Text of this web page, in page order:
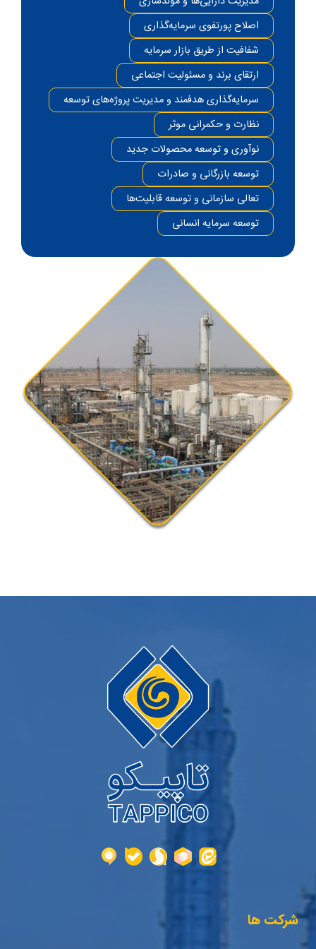
اصلاح پورتفوی سرمایه‌گذاری
شفافیت از طریق بازار سرمایه
ارتقای برند و مسئولیت اجتماعی
سرمایه‌گذاری هدفمند و مدیریت پروژه‌های توسعه
نظارت و حکمرانی موثر
نوآوری و توسعه محصولات جدید
توسعه بازرگانی و صادرات
تعالی سازمانی و توسعه قابلیت‌ها
توسعه سرمایه انسانی
شرکت ها